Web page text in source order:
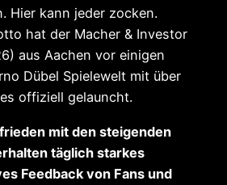
Hier kann jeder zocken.
hat der Macher & Investor
aus Aachen vor einigen
Dübel Spielewelt mit über
offiziell gelauncht.
mit den steigenden
täglich starkes
Feedback von Fans und